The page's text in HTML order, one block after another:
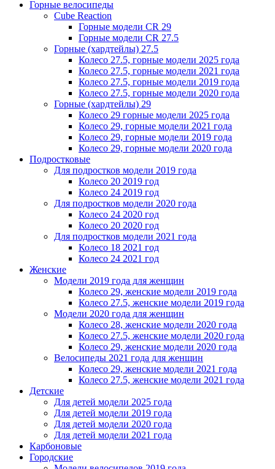
Горные велосипеды
Cube Reaction
Горные модели CR 29
Горные модели CR 27.5
Горные (хардтейлы) 27.5
Колесо 27.5, горные модели 2025 года
Колесо 27.5, горные модели 2021 года
Колесо 27.5, горные модели 2019 года
Колесо 27.5, горные модели 2020 года
Горные (хардтейлы) 29
Колесо 29 горные модели 2025 года
Колесо 29, горные модели 2021 года
Колесо 29, горные модели 2019 года
Колесо 29, горные модели 2020 года
Подростковые
Для подростков модели 2019 года
Колесо 20 2019 год
Колесо 24 2019 год
Для подростков модели 2020 года
Колесо 24 2020 год
Колесо 20 2020 год
Для подростков модели 2021 года
Колесо 18 2021 год
Колесо 24 2021 год
Женскиe
Модели 2019 года для женщин
Колесо 29, женские модели 2019 года
Колесо 27.5, женские модели 2019 года
Модели 2020 года для женщин
Колесо 28, женские модели 2020 года
Колесо 27.5, женские модели 2020 года
Колесо 29, женские модели 2020 года
Велосипеды 2021 года для женщин
Колесо 29, женские модели 2021 года
Колесо 27.5, женские модели 2021 года
Детские
Для детей модели 2025 года
Для детей модели 2019 года
Для детей модели 2020 года
Для детей модели 2021 года
Карбоновые
Городские